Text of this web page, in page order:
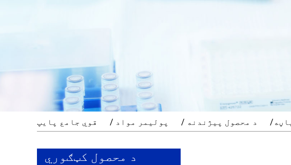
د محصول پیژندنه پولیمر مواد قوي جامع پایپ
د محصول کټګوري